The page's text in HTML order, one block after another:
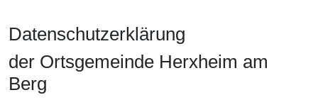
Datenschutzerklärung
der Ortsgemeinde Herxheim am
Berg